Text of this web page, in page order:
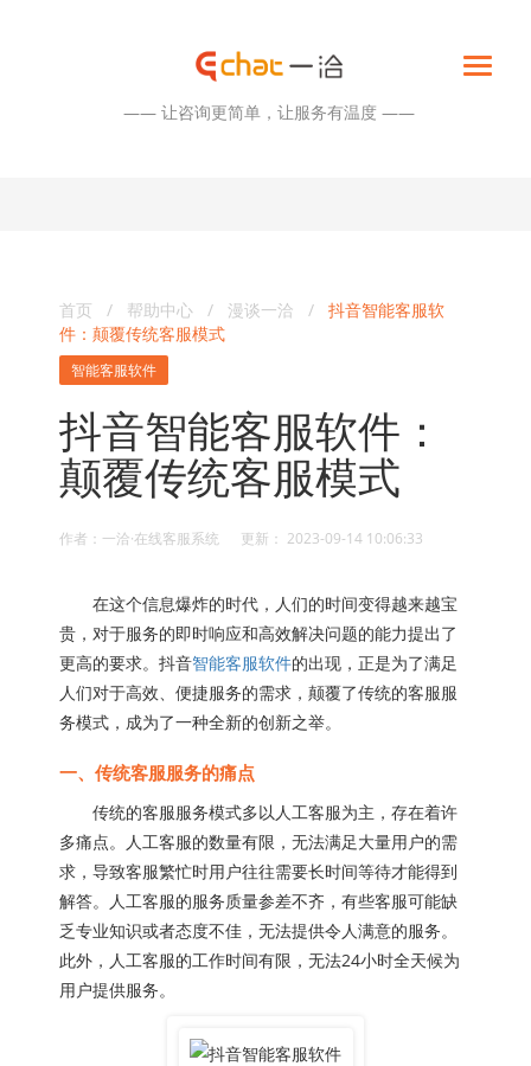
—— 让咨询更简单，让服务有温度 ——
首页 / 帮助中心 / 漫谈一洽 / 抖音智能客服软
件：颠覆传统客服模式
智能客服软件
抖音智能客服软件：
颠覆传统客服模式
作者：一洽·在线客服系统 更新： 2023-09-14 10:06:33
在这个信息爆炸的时代，人们的时间变得越来越宝
贵，对于服务的即时响应和高效解决问题的能力提出了
更高的要求。抖音智能客服软件的出现，正是为了满足
人们对于高效、便捷服务的需求，颠覆了传统的客服服
务模式，成为了一种全新的创新之举。
一、传统客服服务的痛点
传统的客服服务模式多以人工客服为主，存在着许
多痛点。人工客服的数量有限，无法满足大量用户的需
求，导致客服繁忙时用户往往需要长时间等待才能得到
解答。人工客服的服务质量参差不齐，有些客服可能缺
乏专业知识或者态度不佳，无法提供令人满意的服务。
此外，人工客服的工作时间有限，无法24小时全天候为
用户提供服务。